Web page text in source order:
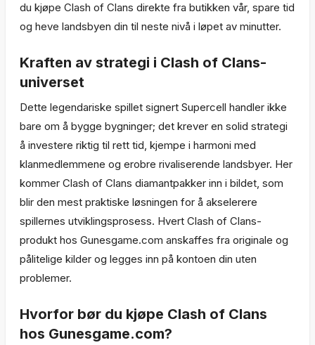
du kjøpe Clash of Clans direkte fra butikken vår, spare tid
og heve landsbyen din til neste nivå i løpet av minutter.
Kraften av strategi i Clash of Clans-
universet
Dette legendariske spillet signert Supercell handler ikke
bare om å bygge bygninger; det krever en solid strategi
å investere riktig til rett tid, kjempe i harmoni med
klanmedlemmene og erobre rivaliserende landsbyer. Her
kommer Clash of Clans diamantpakker inn i bildet, som
blir den mest praktiske løsningen for å akselerere
spillernes utviklingsprosess. Hvert Clash of Clans-
produkt hos Gunesgame.com anskaffes fra originale og
pålitelige kilder og legges inn på kontoen din uten
problemer.
Hvorfor bør du kjøpe Clash of Clans
hos Gunesgame.com?